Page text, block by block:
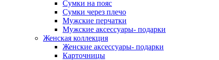
Сумки на пояс
Сумки через плечо
Мужские перчатки
Мужские аксессуары- подарки
Женская коллекция
Женские аксессуары- подарки
Карточницы